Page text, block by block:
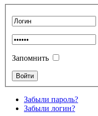
Запомнить
Забыли пароль?
Забыли логин?